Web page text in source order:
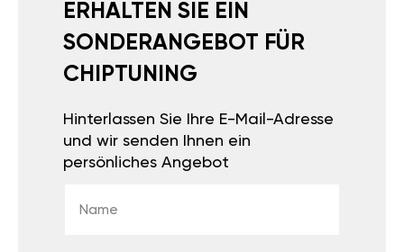
ERHALTEN SIE EIN
SONDERANGEBOT FÜR
CHIPTUNING
Hinterlassen Sie Ihre E-Mail-Adresse
und wir senden Ihnen ein
persönliches Angebot